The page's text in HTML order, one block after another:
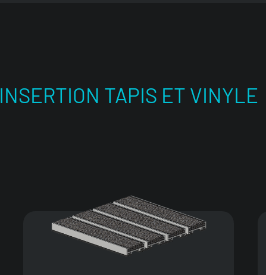
INSERTION TAPIS ET VINYLE